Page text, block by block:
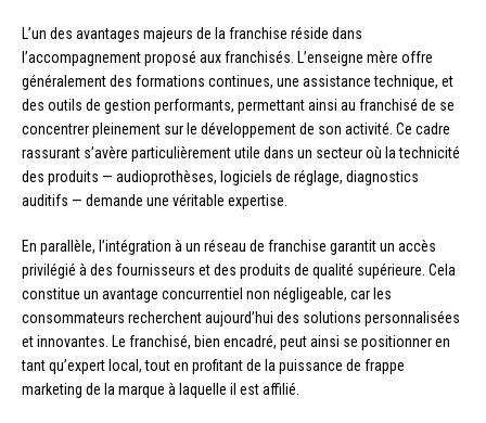
L’un des avantages majeurs de la franchise réside dans
l’accompagnement proposé aux franchisés. L’enseigne mère offre
généralement des formations continues, une assistance technique, et
des outils de gestion performants, permettant ainsi au franchisé de se
concentrer pleinement sur le développement de son activité. Ce cadre
rassurant s’avère particulièrement utile dans un secteur où la technicité
des produits — audioprothèses, logiciels de réglage, diagnostics
auditifs — demande une véritable expertise.
En parallèle, l’intégration à un réseau de franchise garantit un accès
privilégié à des fournisseurs et des produits de qualité supérieure. Cela
constitue un avantage concurrentiel non négligeable, car les
consommateurs recherchent aujourd’hui des solutions personnalisées
et innovantes. Le franchisé, bien encadré, peut ainsi se positionner en
tant qu’expert local, tout en profitant de la puissance de frappe
marketing de la marque à laquelle il est affilié.